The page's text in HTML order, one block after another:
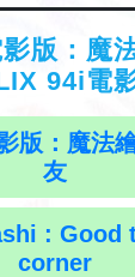
版：魔
94i電
版：魔法
友
: Good
corner